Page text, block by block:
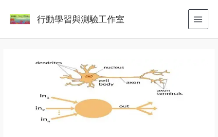
行動學習與測驗工作室
navigation